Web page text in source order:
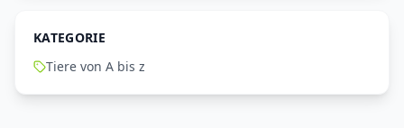
KATEGORIE
Tiere von A bis z